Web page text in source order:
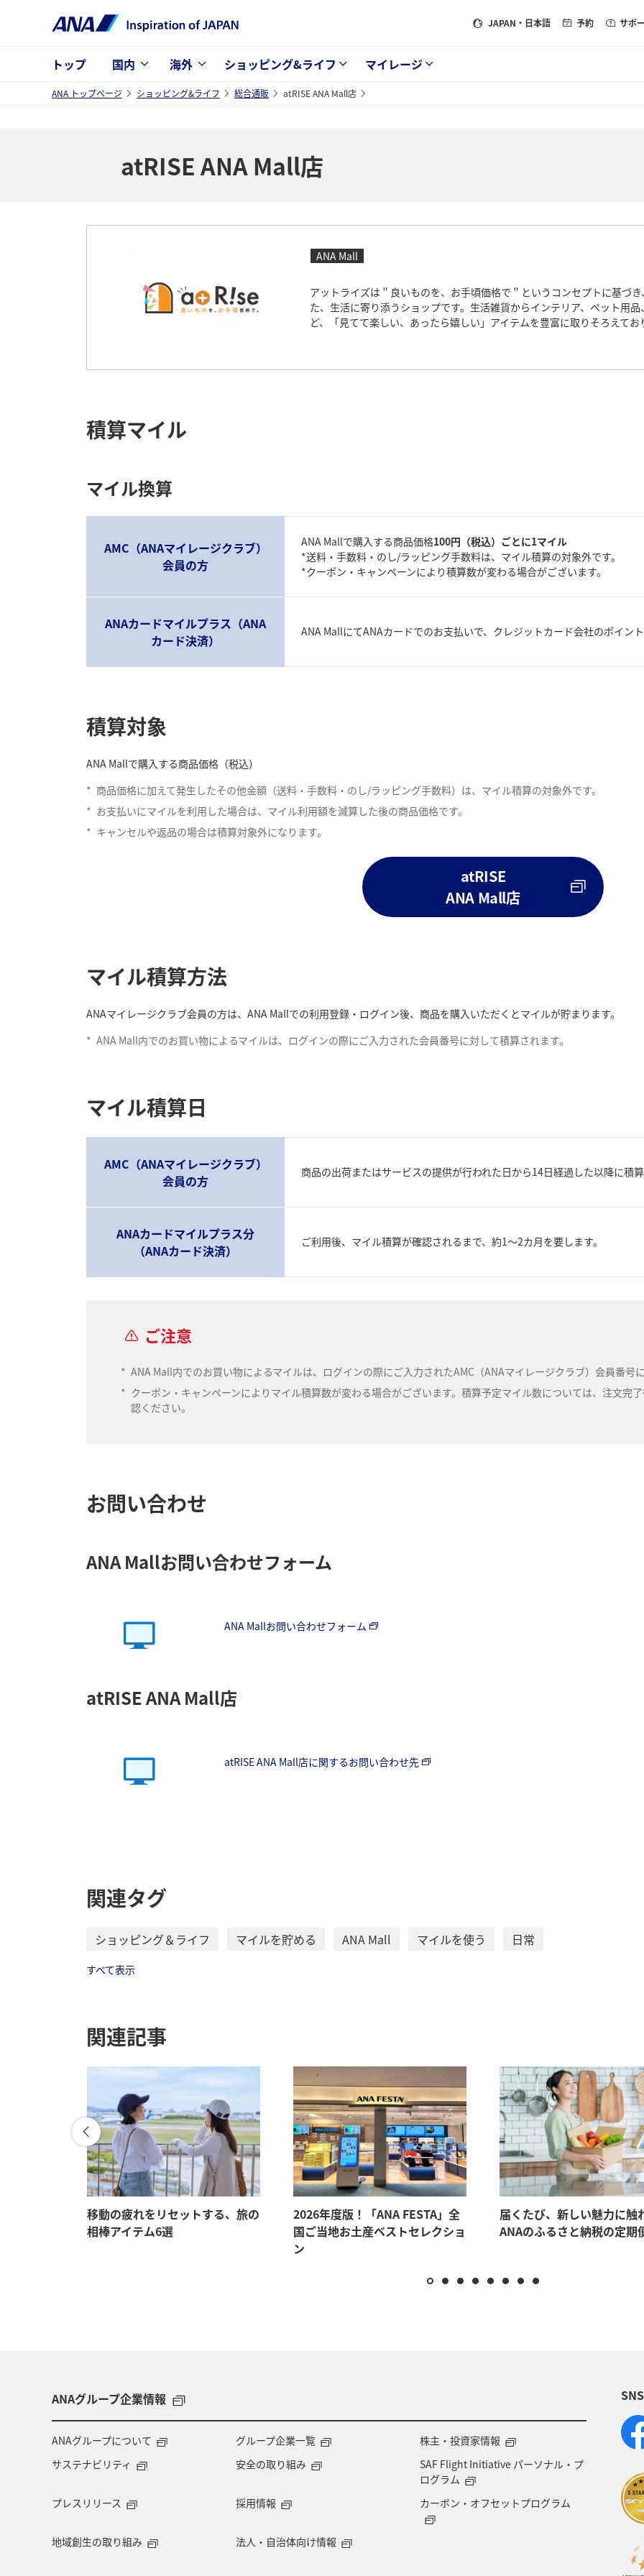
JAPAN ・日本語 予約 サポ
トップ 国内 海外 ショッピング&ライフ マイレージ
ANA トップページ ショッピング&ライフ 総合通販 atRISE ANA Mall店
atRISE ANA Mall店
ANA Mall
アットライズは＂良いものを、お手頃価格で＂というコンセプトに基づ
た、生活に寄り添うショップです。生活雑貨からインテリア、ペット用
ど、「見てて楽しい、あったら嬉しい」アイテムを豊富に取りそろえてお
積算マイル
マイル換算
AMC（ANAマイレージクラブ）
会員の方
ANA Mallで購入する商品価格100円（税込）ごとに1マイル
*送料・手数料・のし/ラッピング手数料は、マイル積算の対象外です。
*クーポン・キャンペーンにより積算数が変わる場合がございます。
ANAカードマイルプラス（ANA
カード決済）
ANA MallにてANAカードでのお支払いで、クレジットカード会社のポイン
積算対象
ANA Mallで購入する商品価格（税込）
* 商品価格に加えて発生したその他金額（送料・手数料・のし/ラッピング手数料）は、マイル積算の対象外です。
* お支払いにマイルを利用した場合は、マイル利用額を減算した後の商品価格です。
* キャンセルや返品の場合は積算対象外になります。
atRISE
ANA Mall店
マイル積算方法
ANAマイレージクラブ会員の方は、ANA Mallでの利用登録・ログイン後、商品を購入いただくとマイルが貯まります。
* ANA Mall内でのお買い物によるマイルは、ログインの際にご入力された会員番号に対して積算されます。
マイル積算日
AMC（ANAマイレージクラブ）
会員の方
商品の出荷またはサービスの提供が行われた日から14日経過した以降に積算
ANAカードマイルプラス分
（ANAカード決済）
ご利用後、マイル積算が確認されるまで、約1～2カ月を要します。
ご注意
* ANA Mall内でのお買い物によるマイルは、ログインの際にご入力されたAMC（ANAマイレージクラブ）会員番号
* クーポン・キャンペーンによりマイル積算数が変わる場合がございます。積算予定マイル数については、注文完
認ください。
お問い合わせ
ANA Mallお問い合わせフォーム
ANA Mallお問い合わせフォーム
atRISE ANA Mall店
atRISE ANA Mall店に関するお問い合わせ先
関連タグ
ショッピング＆ライフ マイルを貯める ANA Mall マイルを使う 日常
すべて表示
関連記事
移動の疲れをリセットする、旅の
相棒アイテム6選
2026年度版！「ANA FESTA」全
国ご当地お土産ベストセレクショ
ン
届くたび、新しい魅力に触
ANAのふるさと納税の定期
ANAグループ企業情報
ANAグループについて グループ企業一覧
株主・投資家情報
サステナビリティ
安全の取り組み
SAF Flight Initiative パーソナル・プ
ログラム
プレスリリース
採用情報 カーボン・オフセットプログラム
地域創生の取り組み 法人・自治体向け情報